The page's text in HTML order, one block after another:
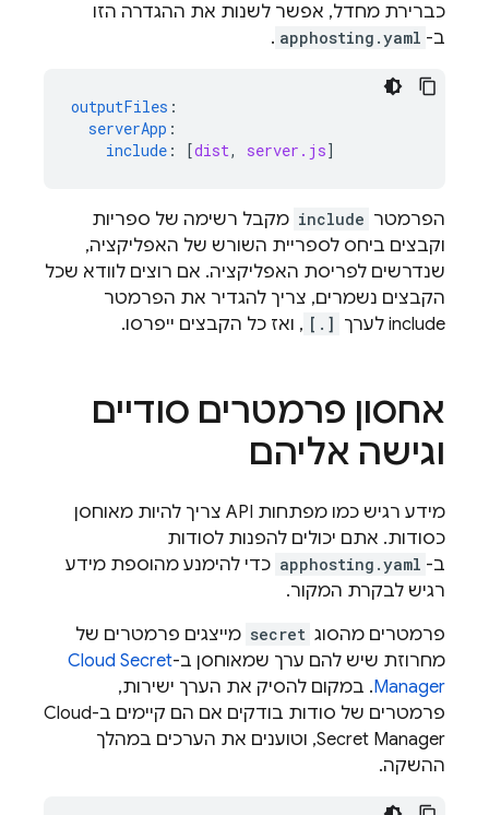
כברירת מחדל, אפשר לשנות את ההגדרה הזו
ב- apphosting.yaml
.
outputFiles :
serverApp :
include : [dist, server.js]
הפרמטר include מקבל רשימה של ספריות
וקבצים ביחס לספריית השורש של האפליקציה,
שנדרשים לפריסת האפליקציה. אם רוצים לוודא שכל
הקבצים נשמרים, צריך להגדיר את הפרמטר
include לערך
[.] , ואז כל הקבצים ייפרסו.
אחסון פרמטרים סודיים
וגישה אליהם
מידע רגיש כמו מפתחות API צריך להיות מאוחסן
כסודות. אתם יכולים להפנות לסודות
ב- apphosting.yaml כדי להימנע מהוספת מידע
רגיש לבקרת המקור.
פרמטרים מהסוג secret מייצגים פרמטרים של
מחרוזת שיש להם ערך שמאוחסן ב-Cloud Secret
Manager. במקום להסיק את הערך ישירות,
פרמטרים של סודות בודקים אם הם קיימים ב-Cloud
Secret Manager, וטוענים את הערכים במהלך
ההשקה.